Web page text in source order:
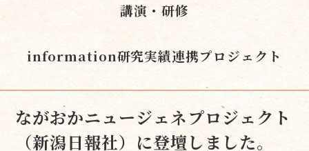
講演・研修
information研究実績連携プロジェクト
ながおかニュージェネプロジェクト
（新潟日報社）に登壇しました。